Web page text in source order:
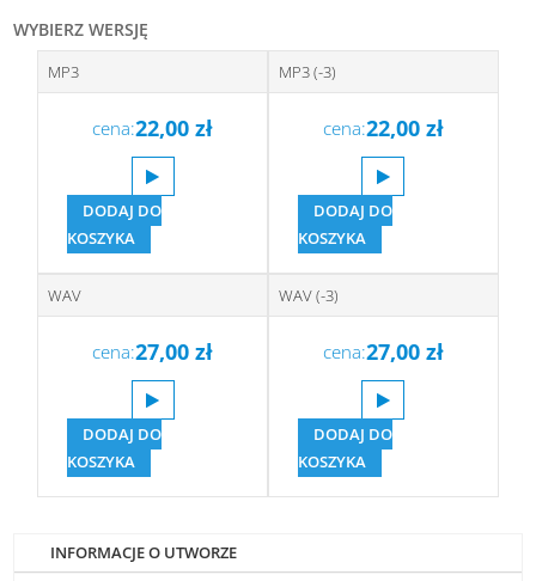
WYBIERZ WERSJĘ
MP3
cena:22,00zł
DODAJ DO
KOSZYKA
MP3 (-3)
cena:22,00 zł
DODAJ DO
KOSZYKA
WAV
cena:27,00zł
DODAJ DO
KOSZYKA
WAV (-3)
cena:27,00 zł
DODAJ DO
KOSZYKA
INFORMACJE O UTWORZE